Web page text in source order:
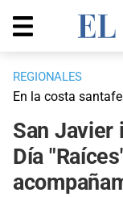
REGIONALES
En la costa
San Javier
Día